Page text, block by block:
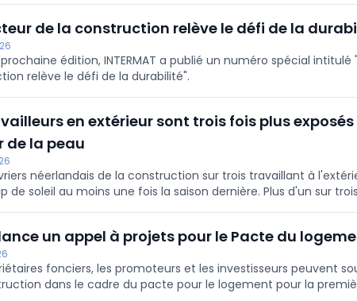
de la construction relève le défi de la
édition, INTERMAT a publié un numéro spécial intitulé
relève le défi de la durabilité".
en extérieur sont trois fois plus
de la peau
néerlandais de la construction sur trois travaillant à
de soleil au moins une fois la saison dernière. Plus d'un sur
un appel à projets pour le Pacte du
fonciers, les promoteurs et les investisseurs peuvent
dans le cadre du pacte pour le logement pour la